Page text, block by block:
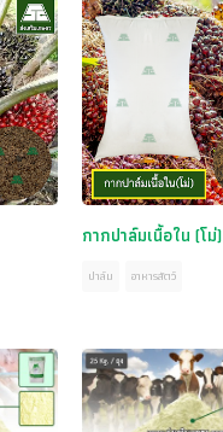
กากปาล์มเนื้อใน (โม่)
ปาล์ม อาหารสัตว์